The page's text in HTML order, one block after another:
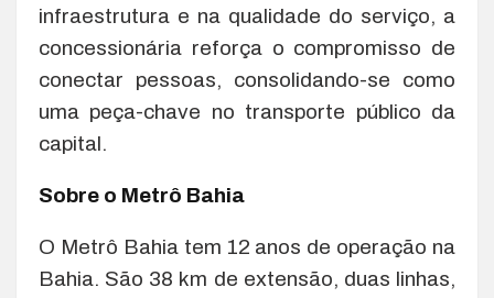
infraestrutura e na qualidade do serviço, a
concessionária reforça o compromisso de
conectar pessoas, consolidando-se como
uma peça-chave no transporte público da
capital.
Sobre o Metrô Bahia
O Metrô Bahia tem 12 anos de operação na
Bahia. São 38 km de extensão, duas linhas,